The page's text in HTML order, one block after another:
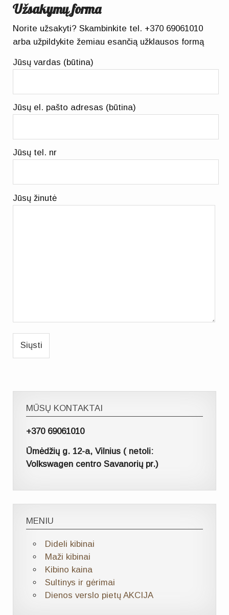
Užsakymų forma
Norite užsakyti? Skambinkite tel. +370 69061010
arba užpildykite žemiau esančią užklausos formą
Jūsų vardas (būtina)
Jūsų el. pašto adresas (būtina)
Jūsų tel. nr
Jūsų žinutė
MŪSŲ KONTAKTAI
+370 69061010
Ūmėdžių g. 12-a, Vilnius ( netoli:
Volkswagen centro Savanorių pr.)
MENIU
Dideli kibinai
Maži kibinai
Kibino kaina
Sultinys ir gėrimai
Dienos verslo pietų AKCIJA